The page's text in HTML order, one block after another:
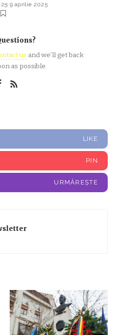
9 aprilie 2025
us and we’ll get back
as possible.
LIKE
PIN
URMĂREȘTE